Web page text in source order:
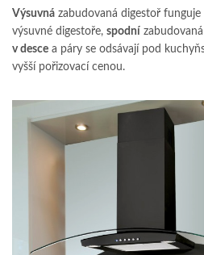
Výsuvná zabudovaná digestoř
výsuvné digestoře, spodní
v desce a páry se odsávají pod
vyšší pořizovací cenou.